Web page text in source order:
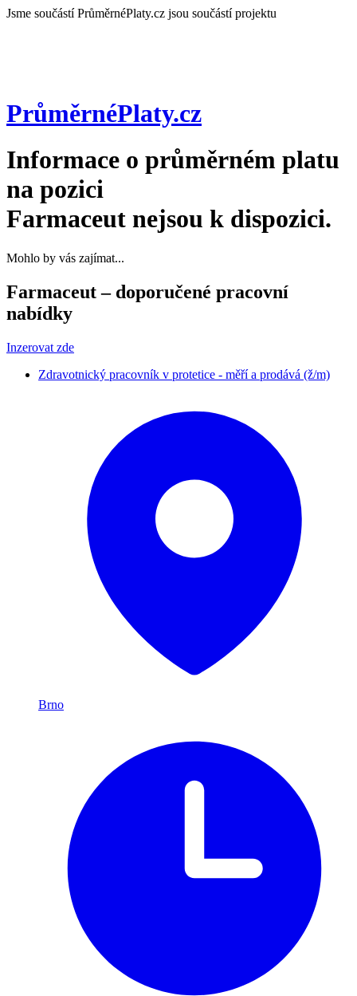
Jsme součástí PrůměrnéPlaty.cz jsou součástí projektu
PrůměrnéPlaty.cz
Informace o průměrném platu
na pozici
Farmaceut nejsou k dispozici.
Mohlo by vás zajímat...
Farmaceut – doporučené pracovní
nabídky
Inzerovat zde
Zdravotnický pracovník v protetice - měří a prodává (ž/m)
Brno